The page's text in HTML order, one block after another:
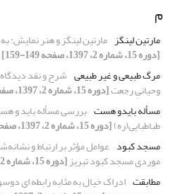
م
مارتین لینگز مارتین لینگز و هنر نمایش:
[دوره 15، شماره 2، 1397، صفحه 149-159]
مرگ طبیعی و غیر طبیعی شرح و نقد
وحیانیِ رجعت[دوره 15، شماره 2، 1397، صفحه 25-38]
مسأله بایدو هست بررسی مسأله باید و
طباطبایی(ره)[دوره 15، شماره 2، 1397، صفحه 5-24]
مسجد کبود عوامل مؤثر بر ارتباط و
موردی مسجد کبود تبریز[دوره 15، شماره 2، 1397، صفحه 179-202]
مطابقت ادراک خیال به مثابه رابطه ای